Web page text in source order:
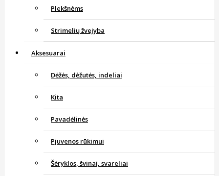
Plekšnėms
Strimelių žvejyba
Aksesuarai
Dėžės, dėžutės, indeliai
Kita
Pavadėlinės
Pjuvenos rūkimui
Šėryklos, švinai, svareliai